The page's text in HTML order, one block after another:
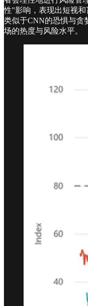
性"影响，表现出短视
类似于CNN的恐惧与贪
场的热度与风险水平。